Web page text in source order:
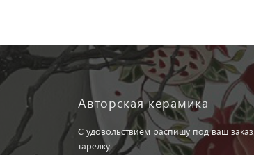
Авторская керамика
С удовольствием распишу под ваш заказ
тарелку